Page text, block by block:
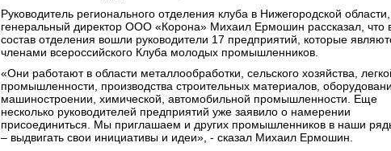
Руководитель регионального отделения клуба в Нижегородской области,
генеральный директор ООО «Корона» Михаил Ермошин рассказал, что
состав отделения вошли руководители 17 предприятий, которые
членами всероссийского Клуба молодых промышленников.
«Они работают в области металлообработки, сельского хозяйства,
промышленности, производства строительных материалов,
машиностроении, химической, автомобильной промышленности. Еще
несколько руководителей предприятий уже заявило о намерении
присоединиться. Мы приглашаем и других промышленников в наши
– выдвигать свои инициативы и идеи», - сказал Михаил Ермошин.